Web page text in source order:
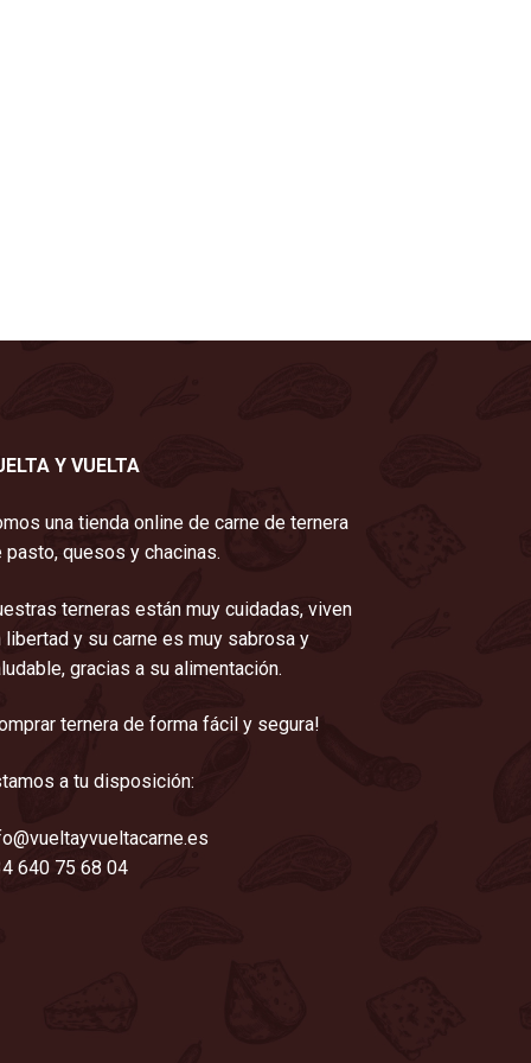
Y VUELTA
una tienda online de carne de ternera
pasto, quesos y chacinas.
terneras están muy cuidadas, viven
libertad y su carne es muy sabrosa y
gracias a su alimentación.
ternera de forma fácil y segura!
a tu disposición:
640 75 68 04